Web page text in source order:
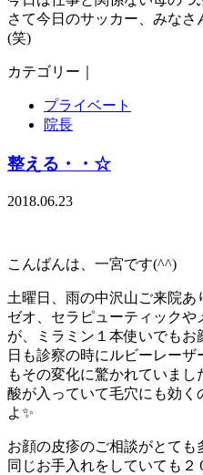
さて今日のサッカー、みな
(笑)
カテゴリー｜
プライベート
院長
整える・・☆
2018.06.23
こんばんは、一宮です(^^)
土曜日、雨の中沢山ご来院あ
ゼオ、セラピューティック
が、ミラミン１本使いでも
日も診察の時にルビーレー
もその変化に驚かれていま
酸が入っていて毛穴にも効
よ✨
お顔の皮疹のご相談がとても
同じお手入れをしていても